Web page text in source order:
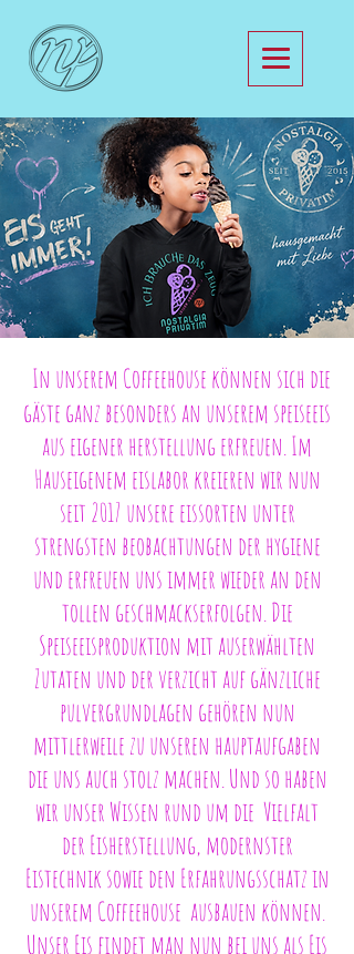
In unserem Coffeehouse können sich die
gäste ganz besonders an unserem speiseeis
aus eigener herstellung erfreuen. Im
Hauseigenem eislabor kreieren wir nun
seit 2017 unsere eissorten unter
strengsten beobachtungen der hygiene
und erfreuen uns immer wieder an den
tollen geschmackserfolgen. Die
Speiseeisproduktion mit auserwählten
Zutaten und der verzicht auf gänzliche
pulvergrundlagen gehören nun
mittlerweile zu unseren hauptaufgaben
die uns auch stolz machen. Und so haben
wir unser Wissen rund um die Vielfalt
der Eisherstellung, modernster
Eistechnik sowie den Erfahrungsschatzin
unserem Coffeehouse ausbauen können.
Unser Eis findet man nun bei uns als Eis